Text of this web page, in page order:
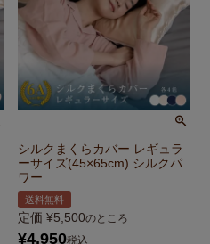
シルクまくらカバー レギュラ
ーサイズ(45×65cm) シルクパ
ワー
送料無料
定価 ¥5,500のところ
¥4,950税込